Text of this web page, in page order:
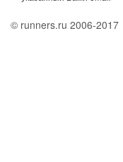
© runners.ru 2006-2017